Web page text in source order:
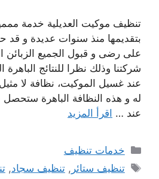
تنظيف موكيت العديلية خدمة
بتقديمها منذ سنوات عديدة و
على رضى و قبول الجميع الزبائن
شركتنا وذلك نظرا للنتائج الباهرة
عند غسيل الموكيت، نظافة لا مثيل
له و هذه النظافة الباهرة ستحصل
عند … اقرأ المزيد
التصنيفات
خدمات تنظيف
الوسوم
تنظيف ستائر ,تنظيف سجاد,